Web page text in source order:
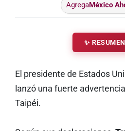
AgregaMéxico
✨
El presidente de Estados
lanzó una fuerte
Taipéi.